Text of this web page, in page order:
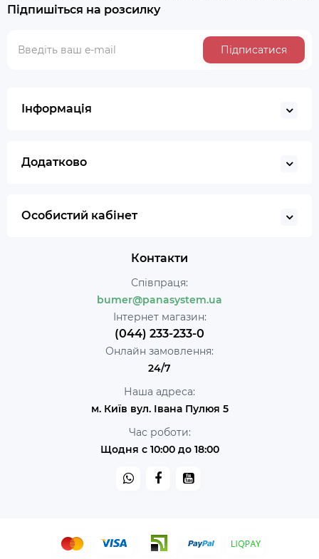
Підпишіться на розсилку
Підписатися
Інформація
Додатково
Особистий кабінет
Контакти
Співпраця:
bumer@panasystem.ua
Інтернет магазин:
(044) 233-233-0
Онлайн замовлення:
24/7
Наша адреса:
м. Київ вул. Івана Пулюя 5
Час роботи:
Щодня с 10:00 до 18:00